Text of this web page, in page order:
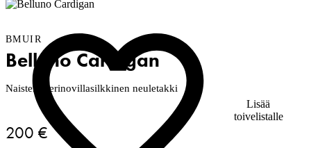
Lisää
toivelistalle
BMUIR
Belluno Cardigan
Naisten merinovillasilkkinen neuletakki
200 €